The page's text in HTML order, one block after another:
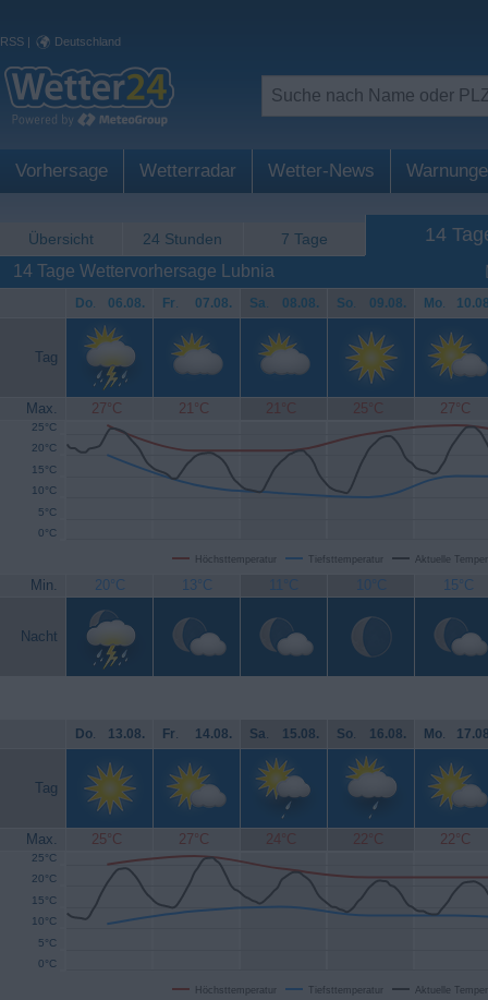
RSS | Deutschland
Vorhersage Wetterradar Wetter-News
Übersicht 24 Stunden 7 Tage 14
14 Tage Wettervorhersage Lubnia
Do. 06.08. Fr. 07.08. Sa. 08.08. So. 09.08. Mo.
Tag
Max. 27°C 21°C 21°C 25°C 27°C
Höchsttemperatur Tiefsttemperatur Aktuelle
0°C
5°C
10°C
15°C
20°C
25°C
Min. 20°C 13°C 11°C 10°C 15°C
Nacht
Do. 13.08. Fr. 14.08. Sa. 15.08. So. 16.08. Mo.
Tag
Max. 25°C 27°C 24°C 22°C 22°C
Höchsttemperatur Tiefsttemperatur Aktuelle
0°C
5°C
10°C
15°C
20°C
25°C